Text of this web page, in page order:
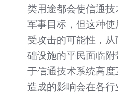
类用途都会使信通
军事目标，但这种
受攻击的可能性，
础设施的平民面临
于信通技术系统高
造成的影响会在各